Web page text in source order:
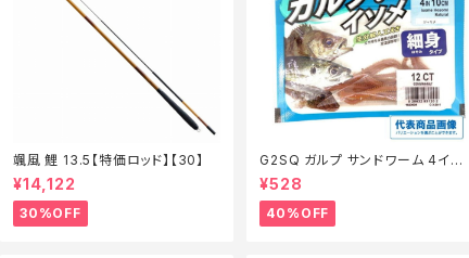
颯風 鯉 13.5【特価ロッド】【30】
¥14,122
30%OFF
G2SQ ガルプ サンドワーム 4イン
チ イソメ細身青イソメ(Camo)【特
価餌】【40】
¥528
40%OFF